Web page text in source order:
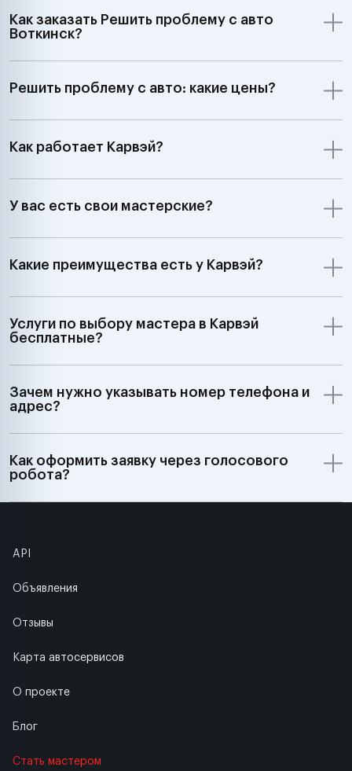
Как заказать Решить проблему с авто
Воткинск?
Решить проблему с авто: какие цены?
Как работает Карвэй?
У вас есть свои мастерские?
Какие преимущества есть у Карвэй?
Услуги по выбору мастера в Карвэй
бесплатные?
Зачем нужно указывать номер телефона и
адрес?
Как оформить заявку через голосового
робота?
API
Объявления
Отзывы
Карта автосервисов
О проекте
Блог
Стать мастером